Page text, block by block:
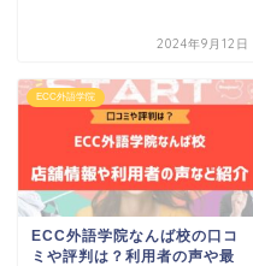
2024年9月12日
ECC外語学院
ECC外語学院なんば校の口コ
ミや評判は？利用者の声や最